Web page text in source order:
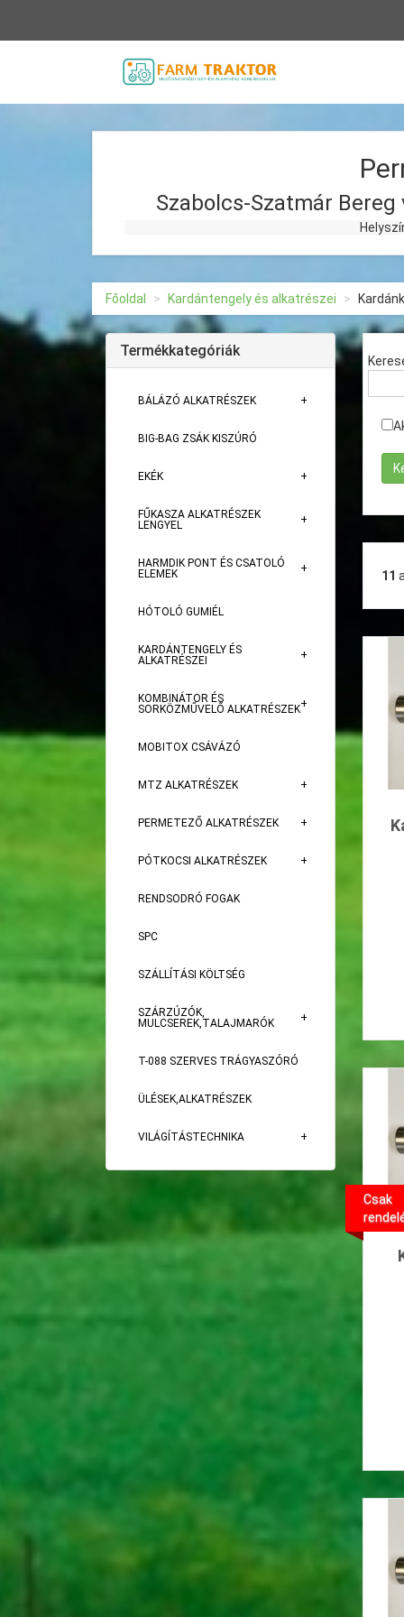
Vissza
Szabolcs-Szatmár
Helyszíni
Főoldal Kardántengely és alkatrészei
Termékkategóriák
BÁLÁZÓ ALKATRÉSZEK
BIG-BAG ZSÁK KISZÚRÓ
EKÉK
FŰKASZA ALKATRÉSZEK
LENGYEL
HARMDIK PONT ÉS CSATOLÓ
ELEMEK
HÓTOLÓ GUMIÉL
KARDÁNTENGELY ÉS
ALKATRÉSZEI
KOMBINÁTOR ÉS
SORKÖZMŰVELŐ ALKATRÉSZEK
MOBITOX CSÁVÁZÓ
MTZ ALKATRÉSZEK
PERMETEZŐ ALKATRÉSZEK
PÓTKOCSI ALKATRÉSZEK
RENDSODRÓ FOGAK
SPC
SZÁLLÍTÁSI KÖLTSÉG
SZÁRZÚZÓK,
MULCSEREK,TALAJMARÓK
T-088 SZERVES TRÁGYASZÓRÓ
ÜLÉSEK,ALKATRÉSZEK
VILÁGÍTÁSTECHNIKA
11
Csak